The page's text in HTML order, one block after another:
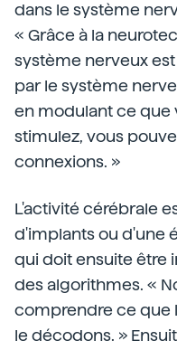
dans le système
« Grâce à la
système nerveux
par le système
en modulant ce que
stimulez, vous
connexions. »
L'activité cérébrale
d'implants ou d'une
qui doit ensuite être
des algorithmes. «
comprendre ce que
le décodons. »